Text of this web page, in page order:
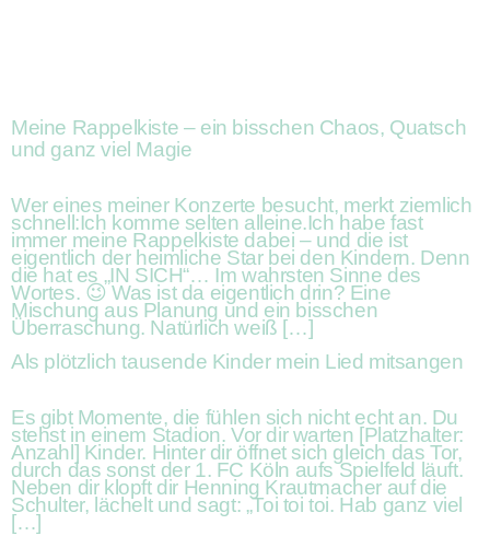
Meine Rappelkiste – ein bisschen Chaos, Quatsch
und ganz viel Magie
Wer eines meiner Konzerte besucht, merkt ziemlich
schnell:Ich komme selten alleine.Ich habe fast
immer meine Rappelkiste dabei – und die ist
eigentlich der heimliche Star bei den Kindern. Denn
die hat es „IN SICH“… Im wahrsten Sinne des
Wortes. 😉 Was ist da eigentlich drin? Eine
Mischung aus Planung und ein bisschen
Überraschung. Natürlich weiß […]
Als plötzlich tausende Kinder mein Lied mitsangen
Es gibt Momente, die fühlen sich nicht echt an. Du
stehst in einem Stadion. Vor dir warten [Platzhalter:
Anzahl] Kinder. Hinter dir öffnet sich gleich das Tor,
durch das sonst der 1. FC Köln aufs Spielfeld läuft.
Neben dir klopft dir Henning Krautmacher auf die
Schulter, lächelt und sagt: „Toi toi toi. Hab ganz viel
[…]